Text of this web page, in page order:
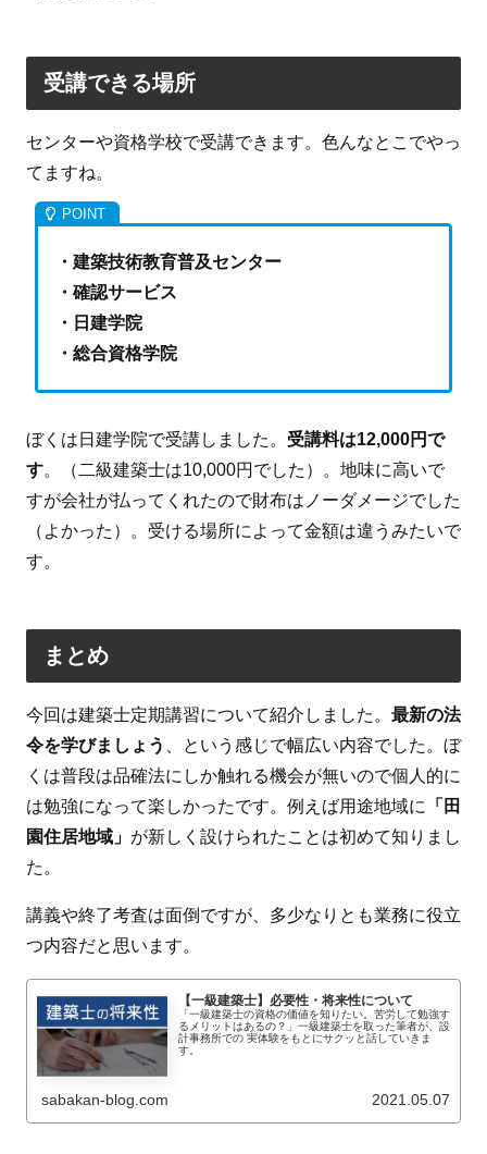
受講できる場所
センターや資格学校で受講できます。色んなとこでやっ
てますね。
・建築技術教育普及センター
・確認サービス
・日建学院
・総合資格学院
ぼくは日建学院で受講しました。 受講料は12,000円で
す。（二級建築士は10,000円でした）。地味に高いで
すが会社が払ってくれたので財布はノーダメージでした
（よかった）。受ける場所によって金額は違うみたいで
す。
まとめ
今回は建築士定期講習について紹介しました。 最新の法
令を学びましょう
、という感じで幅広い内容でした。ぼ
くは普段は品確法にしか触れる機会が無いので個人的に
は勉強になって楽しかったです。例えば用途地域に
「田
園住居地域」 が新しく設けられたことは初めて知りまし
た。
講義や終了考査は面倒ですが、多少なりとも業務に役立
つ内容だと思います。
【一級建築士】必要性・将来性について
「一級建築士の資格の価値を知りたい。苦労して勉強す
るメリットはあるの？」一級建築士を取った筆者が、設
計事務所での 実体験をもとにサクッと話していきま
す。
sabakan-blog.com 2021.05.07